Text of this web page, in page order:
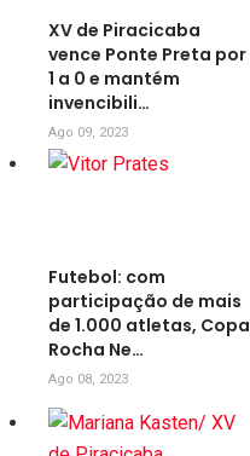
XV de Piracicaba
vence Ponte Preta por
1 a 0 e mantém
invencibili…
Ago 09, 2023
Futebol: com
participação de mais
de 1.000 atletas, Copa
Rocha Ne…
Ago 08, 2023